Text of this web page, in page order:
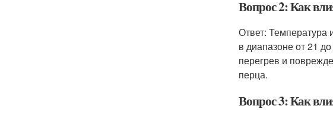
Вопрос 2: Как
Ответ: Температура
в диапазоне от 21
перегрев и
перца.
Вопрос 3: Как